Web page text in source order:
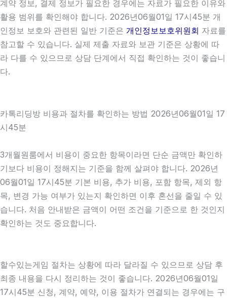
계약 정보, 결제 정보가 필요한 경우에는 자료가 필요한 이유와
활용 범위를 확인해야 합니다. 2026년06월01일 17시45분 개
인정보 보호와 관련된 일반 기준은 개인정보보호위원회 자료를
참고할 수 있습니다. 실제 제출 자료와 보관 기준은 상황에 따
라 다를 수 있으므로 상담 단계에서 직접 확인하는 것이 좋습니
다.
카톡리딩방 비용과 절차를 확인하는 방법 2026년06월01일 17
시45분
3개월원룸에서 비용이 중요한 항목이라면 단순 금액만 확인하
기보다 비용이 정해지는 기준을 함께 살펴야 합니다. 2026년
06월01일 17시45분 기본 비용, 추가 비용, 포함 항목, 제외 항
목, 변경 가능 여부가 있는지 확인하면 이후 혼선을 줄일 수 있
습니다. 처음 안내받은 금액이 어떤 조건을 기준으로 한 것인지
확인하는 것도 중요합니다.
할수있는게임 절차는 상황에 따라 달라질 수 있으므로 상담 후
최종 내용을 다시 정리하는 것이 좋습니다. 2026년06월01일
17시45분 신청, 계약, 예약, 이용 절차가 연결되는 경우에는 구